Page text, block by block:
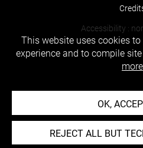
Accessibility :
This website uses cookies
experience and to compile
more
OK,
REJECT ALL BUT